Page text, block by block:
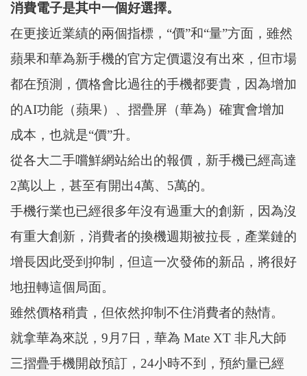
消費電子是其中一個好選擇。
在更接近業績的兩個指標，“價”和“量”方面，雖然
蘋果和華為新手機的官方定價還沒有出來，但市場
都在預測，價格會比過往的手機都要貴，因為增加
的AI功能（蘋果）、摺疊屏（華為）確實會增加
成本，也就是“價”升。
從各大二手嚐鮮網站給出的報價，新手機已經高達
2萬以上，甚至有開出4萬、5萬的。
手機行業也已經很多年沒有過重大的創新，因為沒
有重大創新，消費者的換機週期被拉長，產業鏈的
增長因此受到抑制，但這一次發佈的新品，將很好
地扭轉這個局面。
雖然價格稍貴，但依然抑制不住消費者的熱情。
就拿華為來説，9月7日，華為 Mate XT 非凡大師
三摺疊手機開啟預訂，24小時不到，預約量已經